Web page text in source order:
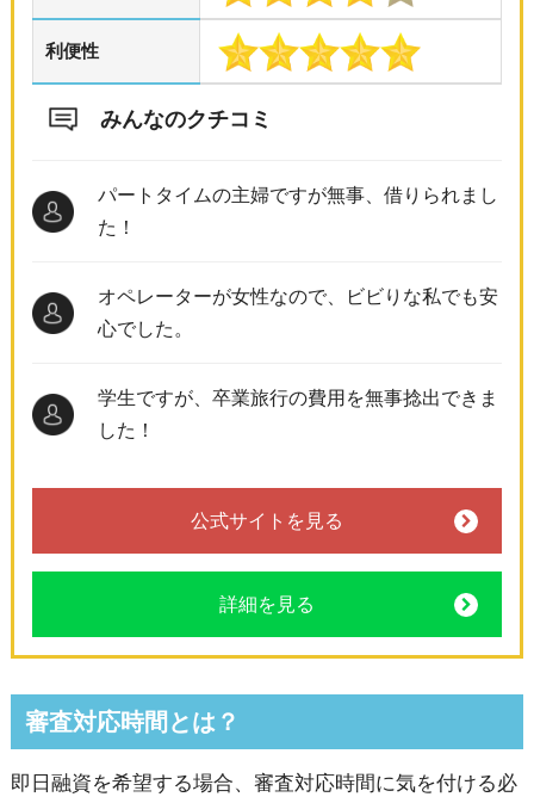
利便性
みんなのクチコミ
パートタイムの主婦ですが無事、借りられまし
た！
オペレーターが女性なので、ビビりな私でも安
心でした。
学生ですが、卒業旅行の費用を無事捻出できま
した！
公式サイトを見る
詳細を見る
審査対応時間とは？
即日融資を希望する場合、審査対応時間に気を付ける必